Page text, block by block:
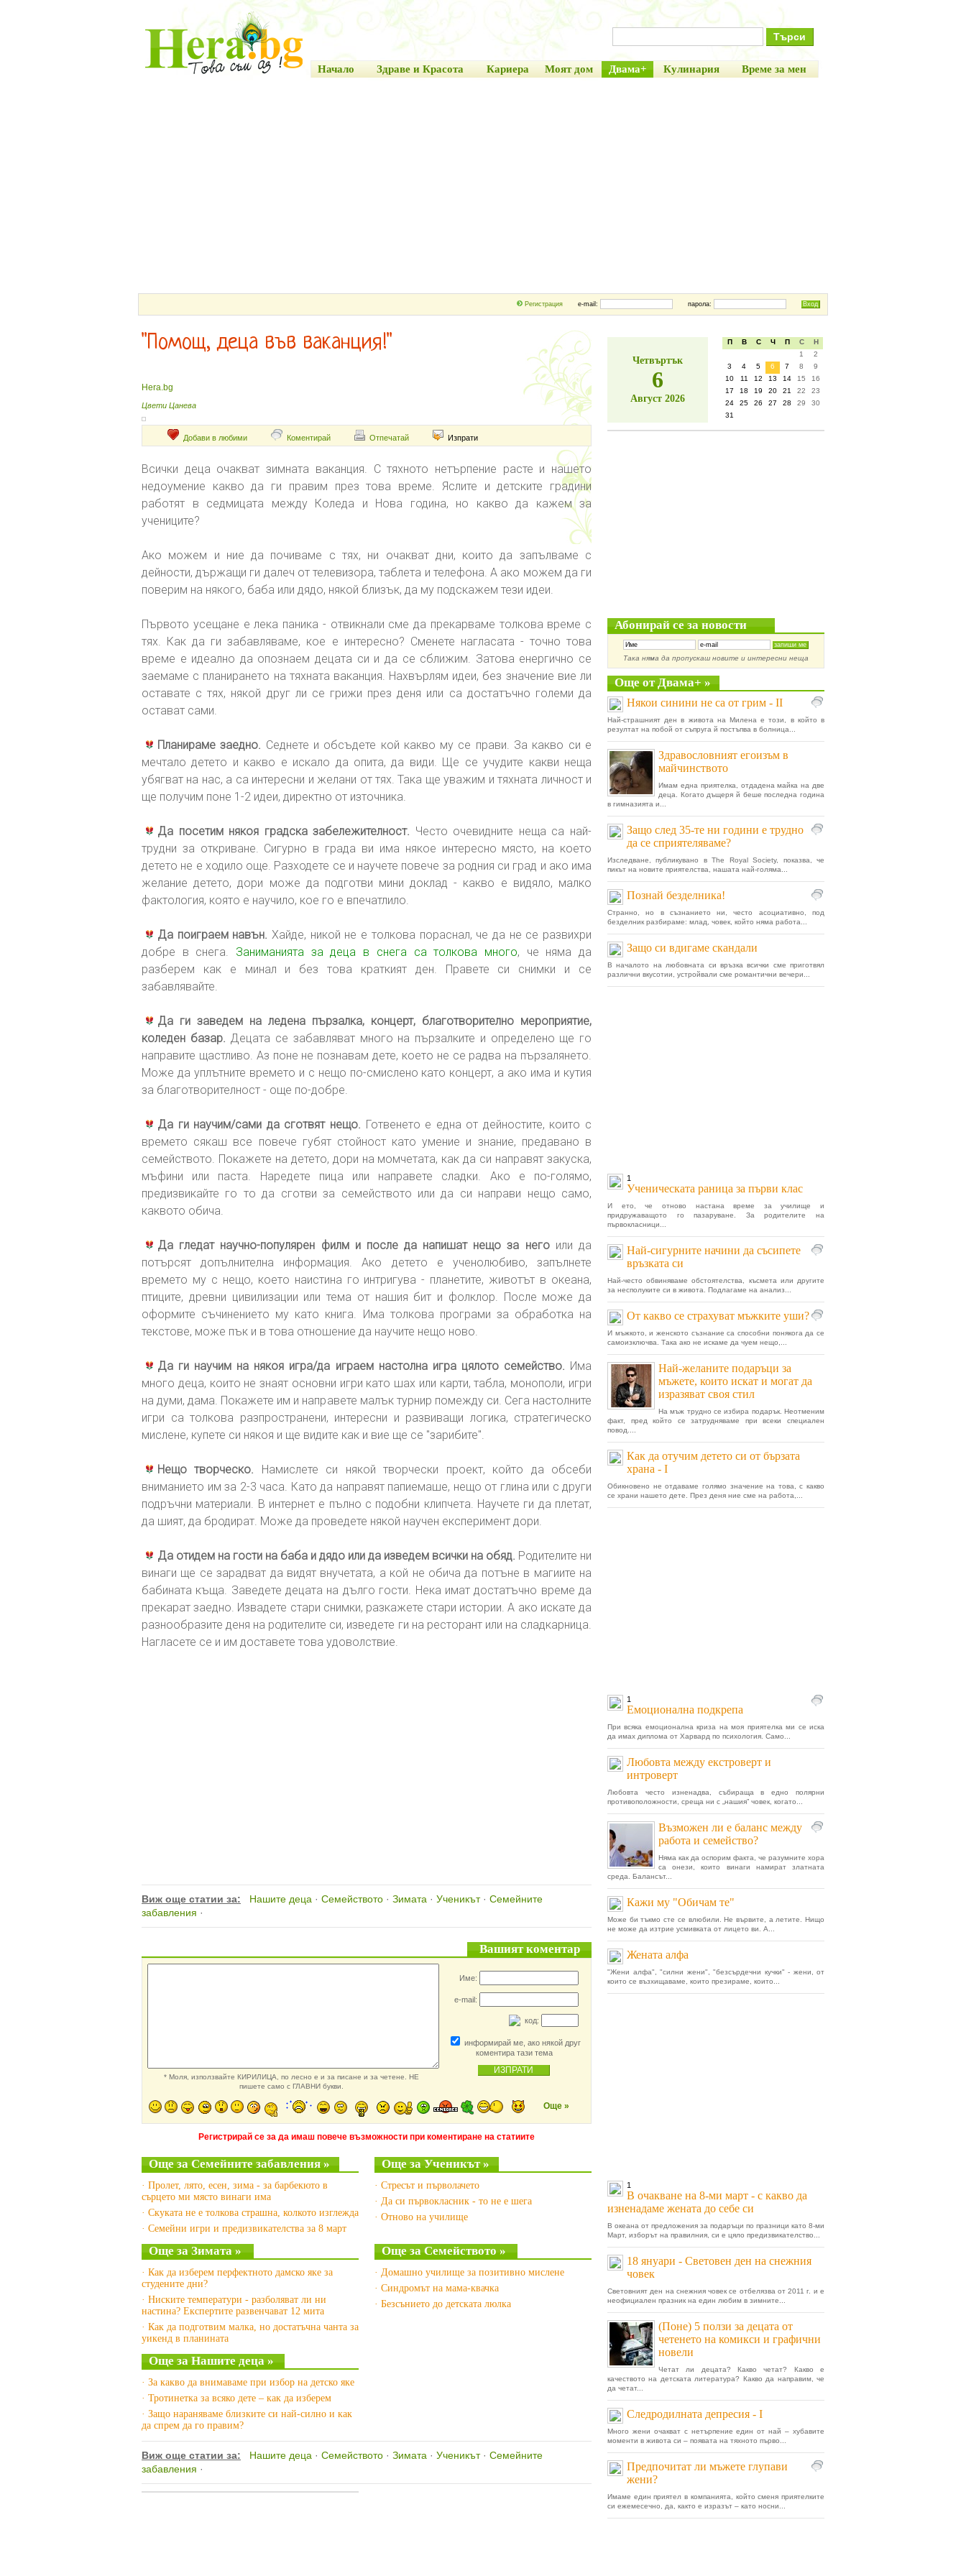
Начало Здраве и Красота Кариера Моят дом Двама+ Кулинария Време за мен
Регистрация e-mail: парола:
"Помощ, деца във ваканция!"
Hera.bg
Цвети Цанева
Добави в любими Коментирай Отпечатай Изпрати
Всички деца очакват зимната ваканция. С тяхното нетърпение расте и нашето
недоумение какво да ги правим през това време. Яслите и детските градини
работят в седмицата между Коледа и Нова година, но какво да кажем за
учениците?
Ако можем и ние да почиваме с тях, ни очакват дни, които да запълваме с
дейности, държащи ги далеч от телевизора, таблета и телефона. А ако можем да ги
поверим на някого, баба или дядо, някой близък, да му подскажем тези идеи.
Първото усещане е лека паника - отвикнали сме да прекарваме толкова време с
тях. Как да ги забавляваме, кое е интересно? Сменете нагласата - точно това
време е идеално да опознаем децата си и да се сближим. Затова енергично се
заемаме с планирането на тяхната ваканция. Нахвърлям идеи, без значение вие ли
оставате с тях, някой друг ли се грижи през деня или са достатъчно големи да
остават сами.
Планираме заедно. Седнете и обсъдете кой какво му се прави. За какво си е
мечтало детето и какво е искало да опита, да види. Ще се учудите какви неща
убягват на нас, а са интересни и желани от тях. Така ще уважим и тяхната личност и
ще получим поне 1-2 идеи, директно от източника.
Да посетим някоя градска забележителност. Често очевидните неща са най-
трудни за откриване. Сигурно в града ви има някое интересно място, на което
детето не е ходило още. Разходете се и научете повече за родния си град и ако има
желание детето, дори може да подготви мини доклад - какво е видяло, малко
фактология, която е научило, кое го е впечатлило.
Да поиграем навън. Хайде, никой не е толкова пораснал, че да не се развихри
добре в снега. Заниманията за деца в снега са толкова много, че няма да
разберем как е минал и без това краткият ден. Правете си снимки и се
забавлявайте.
Да ги заведем на ледена пързалка, концерт, благотворително мероприятие,
коледен базар. Децата се забавляват много на пързалките и определено ще го
направите щастливо. Аз поне не познавам дете, което не се радва на пързалянето.
Може да уплътните времето и с нещо по-смислено като концерт, а ако има и кутия
за благотворителност - още по-добре.
Да ги научим/сами да сготвят нещо. Готвенето е една от дейностите, които с
времето сякаш все повече губят стойност като умение и знание, предавано в
семейството. Покажете на детето, дори на момчетата, как да си направят закуска,
мъфини или паста. Наредете пица или направете сладки. Ако е по-голямо,
предизвикайте го то да сготви за семейството или да си направи нещо само,
каквото обича.
Да гледат научно-популярен филм и после да напишат нещо за негоили да
потърсят допълнителна информация. Ако детето е ученолюбиво, запълнете
времето му с нещо, което наистина го интригува - планетите, животът в океана,
птиците, древни цивилизации или тема от нашия бит и фолклор. После може да
оформите съчинението му като книга. Има толкова програми за обработка на
текстове, може пък и в това отношение да научите нещо ново.
Да ги научим на някоя игра/да играем настолна игра цялото семейство. Има
много деца, които не знаят основни игри като шах или карти, табла, монополи, игри
на думи, дама. Покажете им и направете малък турнир помежду си. Сега настолните
игри са толкова разпространени, интересни и развиващи логика, стратегическо
мислене, купете си някоя и ще видите как и вие ще се "зарибите".
Нещо творческо. Намислете си някой творчески проект, който да обсеби
вниманието им за 2-3 часа. Като да направят папиемаше, нещо от глина или с други
подръчни материали. В интернет е пълно с подобни клипчета. Научете ги да плетат,
да шият, да бродират. Може да проведете някой научен експеримент дори.
Да отидем на гости на баба и дядо или да изведем всички на обяд. Родителите ни
винаги ще се зарадват да видят внучетата, а кой не обича да потъне в магиите на
бабината къща. Заведете децата на дълго гости. Нека имат достатъчно време да
прекарат заедно. Извадете стари снимки, разкажете стари истории. А ако искате да
разнообразите деня на родителите си, изведете ги на ресторант или на сладкарница.
Нагласете се и им доставете това удоволствие.
Виж още статии за: Нашите деца · Семейството · Зимата · Ученикът· Семейните
забавления ·
Вашият коментар
* Моля, използвайте КИРИЛИЦА, по лесно е и за писане и за четене. НЕ
пишете само с ГЛАВНИ букви.
Име:
e-mail:
код:
информирай ме, ако някой друг
коментира тази тема
Още »
Регистрирай се за да имаш повече възможности при коментиране на статиите
Още за Семейните забавления »
· Пролет, лято, есен, зима - за барбекюто в
сърцето ми място винаги има
· Скуката не е толкова страшна, колкото изглежда
· Семейни игри и предизвикателства за 8 март
Още за Ученикът »
· Стресът и първолачето
· Да си първокласник - то не е шега
· Отново на училище
Още за Зимата »
· Как да изберем перфектното дамско яке за
студените дни?
· Ниските температури - разболяват ли ни
настина? Експертите развенчават 12 мита
· Как да подготвим малка, но достатъчна чанта за
уикенд в планината
Още за Семейството »
· Домашно училище за позитивно мислене
· Синдромът на мама-квачка
· Безсънието до детската люлка
Още за Нашите деца »
· За какво да внимаваме при избор на детско яке
· Тротинетка за всяко дете – как да изберем
· Защо нараняваме близките си най-силно и как
да спрем да го правим?
Виж още статии за: Нашите деца · Семейството · Зимата · Ученикът· Семейните
забавления ·
Четвъртък
6
Август 2026
П В С Ч П С
Н
1
2
3
4 5 6 7 8
9
10
11 12 13 14 15
16
17
18 19 20 21 22
23
24
25 26 27 28 29
30
31
Абонирай се за новости
Така няма да пропускаш новите и интересни неща
Още от Двама+ »
Някои синини не са от грим - II
Най-страшният ден в живота на Милена е този, в който в
резултат на побой от съпруга й постъпва в болница...
Здравословният егоизъм в
майчинството
Имам една приятелка, отдадена майка на две
деца. Когато дъщеря й беше последна година
в гимназията и...
Защо след 35-те ни години е трудно
да се сприятеляваме?
Изследване, публикувано в The Royal Society, показва, че
пикът на новите приятелства, нашата най-голяма...
Познай безделника!
Странно, но в съзнанието ни, често асоциативно, под
безделник разбираме: млад, човек, който няма работа...
Защо си вдигаме скандали
В началото на любовната си връзка всички сме приготвял
различни вкусотии, устройвали сме романтични вечери...
1
Ученическата раница за първи клас
И ето, че отново настана време за училище и
придружаващото го пазаруване. За родителите на
първокласници...
Най-сигурните начини да съсипете
връзката си
Най-често обвиняваме обстоятелства, късмета или другите
за несполуките си в живота. Подлагаме на анализ...
От какво се страхуват мъжките уши?
И мъжкото, и женското съзнание са способни понякога да се
самоизключва. Така ако не искаме да чуем нещо,...
Най-желаните подаръци за
мъжете, които искат и могат да
изразяват своя стил
На мъж трудно се избира подарък. Неотменим
факт, пред който се затрудняваме при всеки специален
повод....
Как да отучим детето си от бързата
храна - I
Обикновено не отдаваме голямо значение на това, с какво
се храни нашето дете. През деня ние сме на работа,...
1
Емоционална подкрепа
При всяка емоционална криза на моя приятелка ми се иска
да имах диплома от Харвард по психология. Само...
Любовта между екстроверт и
интроверт
Любовта често изненадва, събираща в едно полярни
противоположности, среща ни с „нашия” човек, когато...
Възможен ли е баланс между
работа и семейство?
Няма как да оспорим факта, че разумните хора
са онези, които винаги намират златната
среда. Балансът...
Кажи му "Обичам те"
Може би тъкмо сте се влюбили. Не вървите, а летите. Нищо
не може да изтрие усмивката от лицето ви. А...
Жената алфа
"Жени алфа", "силни жени", "безсърдечни кучки" - жени, от
които се възхищаваме, които презираме, които...
1
В очакване на 8-ми март - с какво да
изненадаме жената до себе си
В океана от предложения за подаръци по празници като 8-ми
Март, изборът на правилния, си е цяло предизвикателство...
18 януари - Световен ден на снежния
човек
Световният ден на снежния човек се отбелязва от 2011 г. и е
неофициален празник на един любим в зимните...
(Поне) 5 ползи за децата от
четенето на комикси и графични
новели
Четат ли децата? Какво четат? Какво е
качеството на детската литература? Какво да направим, че
да четат...
Следродилната депресия - I
Много жени очакват с нетърпение един от най – хубавите
моменти в живота си – появата на тяхното първо...
Предпочитат ли мъжете глупави
жени?
Имаме един приятел в компанията, който сменя приятелките
си ежемесечно, да, както е изразът – като носни...